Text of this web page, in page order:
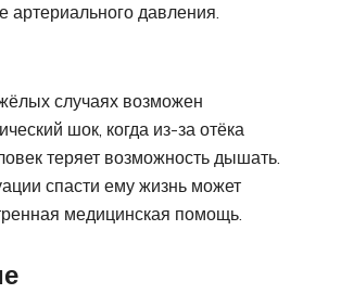
артериального давления.
случаях возможен
шок, когда из-за отёка
теряет возможность дышать.
спасти ему жизнь может
медицинская помощь.